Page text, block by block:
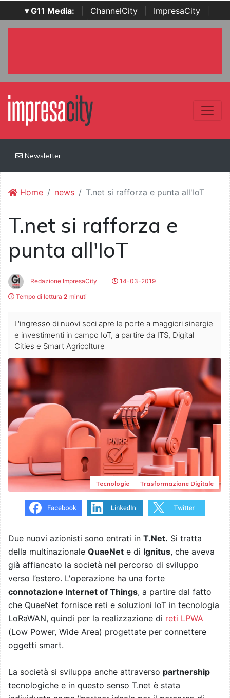
▾ G11 Media: ChannelCity ImpresaCity
SecurityOpenLab | Italian Channel Awards | Italian
Newsletter
Home news T.net si rafforza e punta all'IoT
T.net si rafforza e
punta all'IoT
Redazione ImpresaCity
14-03-2019
Tempo di lettura 2 minuti
L'ingresso di nuovi soci apre le porte a maggiori sinergie
e investimenti in campo IoT, a partire da ITS, Digital
Cities e Smart Agricolture
Tecnologie Trasformazione Digitale
Due nuovi azionisti sono entrati in T.Net. Si tratta
della multinazionale QuaeNet e di Ignitus, che aveva
già affiancato la società nel percorso di sviluppo
verso l’estero. L'operazione ha una forte
connotazione Internet of Things, a partire dal fatto
che QuaeNet fornisce reti e soluzioni IoT in tecnologia
LoRaWAN, quindi per la realizzazione di reti LPWA
(Low Power, Wide Area) progettate per connettere
oggetti smart.
La società si sviluppa anche attraverso partnership
tecnologiche e in questo senso T.net è stata